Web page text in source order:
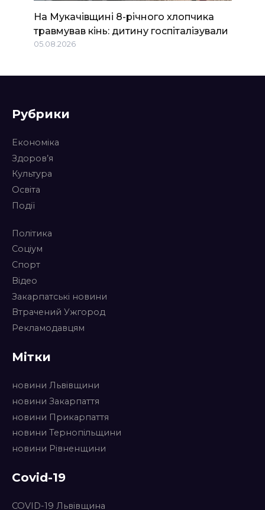
На Мукачівщині 8-річного хлопчика
травмував кінь: дитину госпіталізували
05.08.2026
Рубрики
Економіка
Здоров’я
Культура
Освіта
Події
Політика
Соціум
Спорт
Відео
Закарпатські новини
Втрачений Ужгород
Рекламодавцям
Мітки
новини Львівщини
новини Закарпаття
новини Прикарпаття
новини Тернопільщини
новини Рівненщини
Covid-19
COVID-19 Львівщина